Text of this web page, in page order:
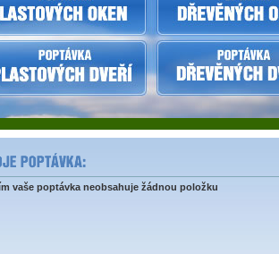
vaše poptávka neobsahuje žádnou položku